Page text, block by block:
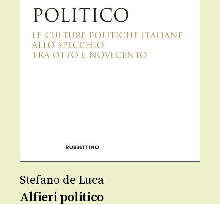
Stefano de Luca
Alfieri politico